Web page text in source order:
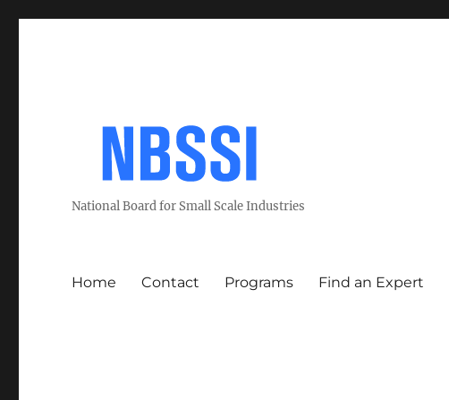
National Board for Small Scale Industries
Home Contact Programs Find an Expert